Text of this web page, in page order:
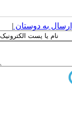
به دوستان|